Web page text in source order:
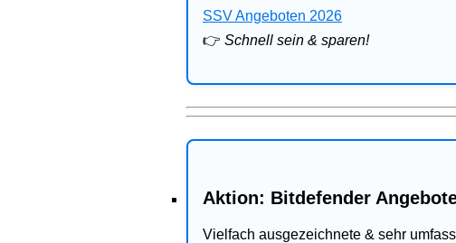
SSV Angeboten 2026
👉 Schnell sein & sparen!
Aktion: Bitdefender
Vielfach ausgezeichnete & sehr